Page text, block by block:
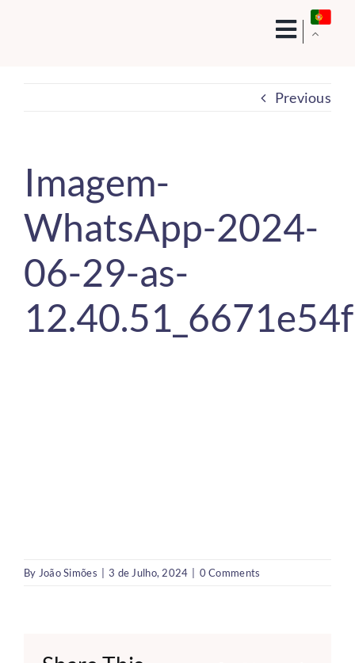
Previous
Imagem-
WhatsApp-2024-
06-29-as-
12.40.51_6671e54f
By João Simões 3 de Julho, 2024 0 Comments